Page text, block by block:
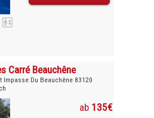
Carré Beauchêne
Impasse Du Beauchêne 83120
ab 135€